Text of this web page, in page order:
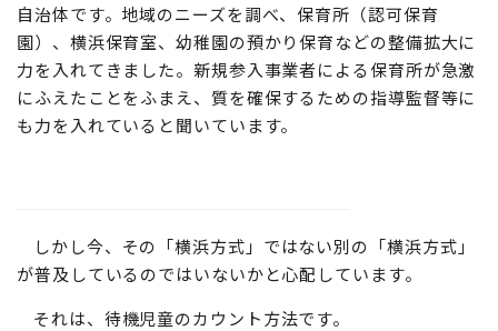
自治体です。地域のニーズを調べ、保育所（認可保育
園）、横浜保育室、幼稚園の預かり保育などの整備拡大に
力を入れてきました。新規参入事業者による保育所が急激
にふえたことをふまえ、質を確保するための指導監督等に
も力を入れていると聞いています。
しかし今、その「横浜方式」ではない別の「横浜方式」
が普及しているのではいないかと心配しています。
それは、待機児童のカウント方法です。